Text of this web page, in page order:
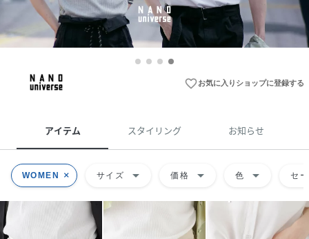
favorite_borderお気に入りショップに登録する
アイテム スタイリング お知らせ
WOMEN サイズ arrow_drop_down 価格 arrow_drop_down 色 arrow_drop_down セ